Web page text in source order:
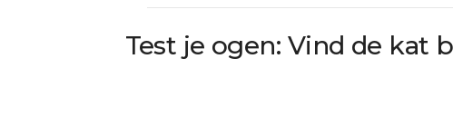
i
g
Test je ogen: Vind de kat